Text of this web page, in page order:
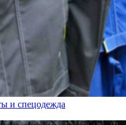
и спецодежда